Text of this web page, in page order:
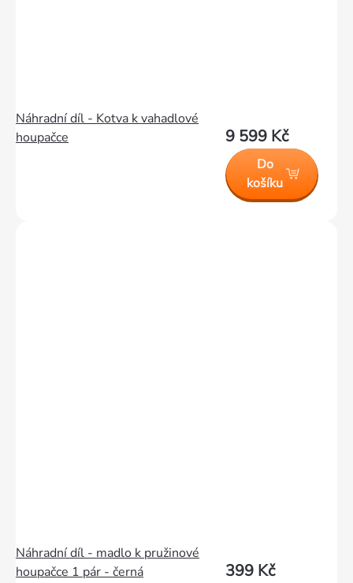
Náhradní díl - Kotva k vahadlové
houpačce
9 599 Kč
Do
košíku
Náhradní díl - madlo k pružinové
houpačce 1 pár - černá
399 Kč